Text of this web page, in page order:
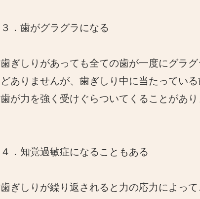
３．歯がグラグラになる
歯ぎしりがあっても全ての歯が一度にグラ
どありませんが、歯ぎしり中に当たってい
歯が力を強く受けぐらついてくることがあ
４．知覚過敏症になることもある
歯ぎしりが繰り返されると力の応力によっ